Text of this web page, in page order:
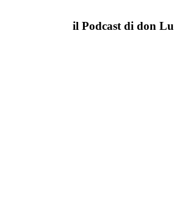
il Podcast di don